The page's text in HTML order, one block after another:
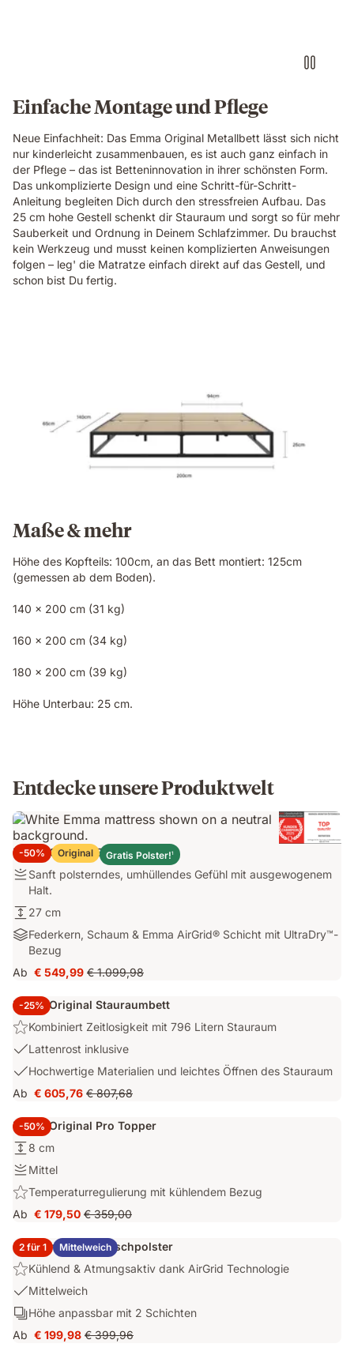
Einfache Montage und Pflege
Neue Einfachheit: Das Emma Original Metallbett lässt sich nicht
nur kinderleicht zusammenbauen, es ist auch ganz einfach in
der Pflege – das ist Betteninnovation in ihrer schönsten Form.
Das unkomplizierte Design und eine Schritt-für-Schritt-
Anleitung begleiten Dich durch den stressfreien Aufbau. Das
25 cm hohe Gestell schenkt dir Stauraum und sorgt so für mehr
Sauberkeit und Ordnung in Deinem Schlafzimmer. Du brauchst
kein Werkzeug und musst keinen komplizierten Anweisungen
folgen – leg' die Matratze einfach direkt auf das Gestell, und
schon bist Du fertig.
Maße & mehr
Höhe des Kopfteils: 100cm, an das Bett montiert: 125cm
(gemessen ab dem Boden).
140 x 200 cm (31 kg)
160 x 200 cm (34 kg)
180 x 200 cm (39 kg)
Höhe Unterbau: 25 cm.
Entdecke unsere Produktwelt
-50% Original Gratis Polster!1
Emma Original Elite Matratze
Festigkeit:
Sanft
polsterndes,
umhüllendes
Gefühl
ausgewogenem
Sanft polsterndes, umhüllendes Gefühl mit ausgewogenem
Halt.
Höhe:
27
cm
27 cm
Materialien:
Federkern,
Schaum
&
Emma
AirGrid®
Schicht
mit
Bezug
Federkern, Schaum & Emma AirGrid® Schicht mit UltraDry™-
Bezug
Ab Preis
€ 549,99
€ 549,99 Ursprünglicher
€ 1.099,98
€ 1.099,98
-25%
Emma Original Stauraumbett
Highlight:
Kombiniert
Zeitlosigkeit
mit
796
Stauraum
Kombiniert Zeitlosigkeit mit 796 Litern Stauraum
USP
Lattenrost
inklusive
Lattenrost inklusive
USP
3:
Hochwertige
Materialien
und
leichtes
Öffnen
Stauraum
Hochwertige Materialien und leichtes Öffnen des Stauraum
Ab Preis
€ 605,76
€ 605,76 Ursprünglicher
€ 807,68
€ 807,68
-50%
Emma Original Pro Topper
Höhe:
8
cm
8 cm
Festigkeit:
Mittel
Mittel
Highlight:
Temperaturregulierung
mit
kühlendem
Bezug
Temperaturregulierung mit kühlendem Bezug
Ab Preis
€ 179,50
€ 179,50 Ursprünglicher
Preis
€ 359,00
€ 359,00
2 für 1 Mittelweich
2x Emma Elite Flauschpolster
Highlight:
Kühlend
&
Atmungsaktiv
dank
Kühlend & Atmungsaktiv dank AirGrid Technologie
USP
1:
Mittelweich
Mittelweich
Schichten:
Höhe
anpassbar
Höhe anpassbar mit 2 Schichten
Ab Preis
€ 199,98 Ursprünglicher
€ 399,96